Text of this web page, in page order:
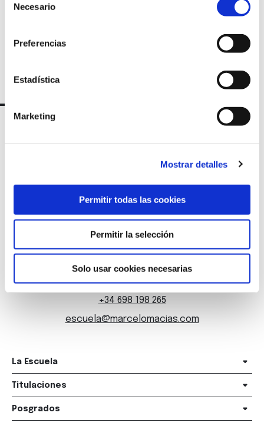
Necesario
Preferencias
Estadística
Marketing
Mostrar detalles
Permitir todas las cookies
Permitir la selección
Solo usar cookies necesarias
Marqués de Amboage 12, 1º
15006 A Coruña
+34 981 235 265
+34 698 198 265
escuela@marcelomacias.com
La Escuela
Titulaciones
Posgrados